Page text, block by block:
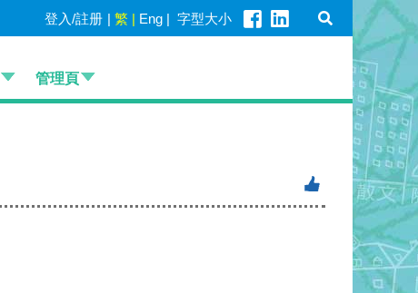
登入/註册 | 繁 | Eng | 字型大小
管理頁